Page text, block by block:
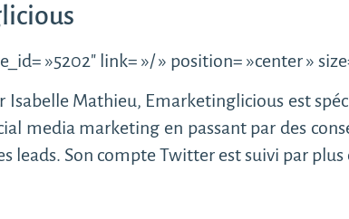
»5202″ link= »/ » position= »center »
Isabelle Mathieu, Emarketinglicious est
media marketing en passant par des
leads. Son compte Twitter est suivi par